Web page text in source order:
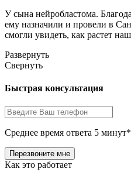
У сына нейробластома.
ему назначили и провели в
смогли увидеть, как растет
Развернуть
Свернуть
Быстрая консультация
Среднее время ответа 5 минут*
Как это работает